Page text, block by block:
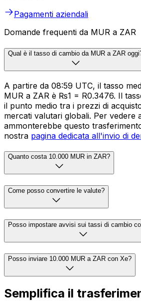
Pagamenti aziendali
Domande frequenti da MUR a ZAR
Qual è il tasso di cambio da MUR a ZAR
A partire da 08:59 UTC, il tasso
MUR a ZAR è ₨1 = R0.3476. Il
il punto medio tra i prezzi di
mercati valutari globali. Per vedere
ammonterebbe questo
nostra pagina dedicata all'invio di
Quanto costa 10.000 MUR in ZAR?
Come posso convertire le valute?
Posso impostare avvisi sui tassi di cambio
Posso inviare 10.000 MUR a ZAR con Xe?
Semplifica il